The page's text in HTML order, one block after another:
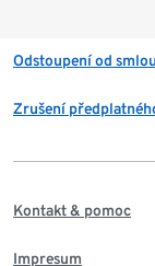
Odstoupení od
Zrušení
Kontakt & pomoc
Impresum